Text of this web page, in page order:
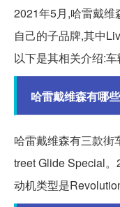
2021年5月,哈雷戴
自己的子品牌,其中
以下是其相关介绍:车
哈雷戴维森有哪些
哈雷戴维森有三款街
treet Glide Special
动机类型是